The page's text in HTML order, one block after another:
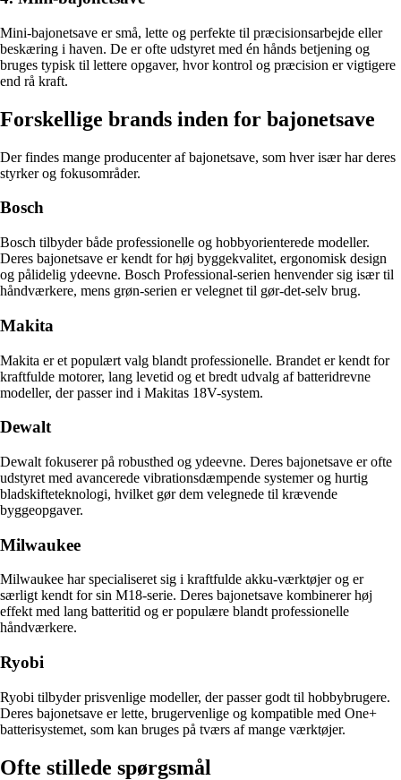
Mini-bajonetsave er små, lette og perfekte til præcisionsarbejde eller
beskæring i haven. De er ofte udstyret med én hånds betjening og
bruges typisk til lettere opgaver, hvor kontrol og præcision er vigtigere
end rå kraft.
Forskellige brands inden for bajonetsave
Der findes mange producenter af bajonetsave, som hver især har deres
styrker og fokusområder.
Bosch
Bosch tilbyder både professionelle og hobbyorienterede modeller.
Deres bajonetsave er kendt for høj byggekvalitet, ergonomisk design
og pålidelig ydeevne. Bosch Professional-serien henvender sig især til
håndværkere, mens grøn-serien er velegnet til gør-det-selv brug.
Makita
Makita er et populært valg blandt professionelle. Brandet er kendt for
kraftfulde motorer, lang levetid og et bredt udvalg af batteridrevne
modeller, der passer ind i Makitas 18V-system.
Dewalt
Dewalt fokuserer på robusthed og ydeevne. Deres bajonetsave er ofte
udstyret med avancerede vibrationsdæmpende systemer og hurtig
bladskifteteknologi, hvilket gør dem velegnede til krævende
byggeopgaver.
Milwaukee
Milwaukee har specialiseret sig i kraftfulde akku-værktøjer og er
særligt kendt for sin M18-serie. Deres bajonetsave kombinerer høj
effekt med lang batteritid og er populære blandt professionelle
håndværkere.
Ryobi
Ryobi tilbyder prisvenlige modeller, der passer godt til hobbybrugere.
Deres bajonetsave er lette, brugervenlige og kompatible med One+
batterisystemet, som kan bruges på tværs af mange værktøjer.
Ofte stillede spørgsmål